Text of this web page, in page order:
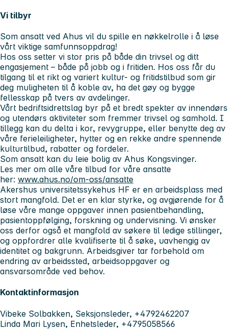
Vi tilbyr
Som ansatt ved Ahus vil du spille en nøkkelrolle i å løse
vårt viktige samfunnsoppdrag!
Hos oss setter vi stor pris på både din trivsel og ditt
engasjement – både på jobb og i fritiden. Hos oss får du
tilgang til et rikt og variert kultur- og fritidstilbud som gir
deg muligheten til å koble av, ha det gøy og bygge
fellesskap på tvers av avdelinger.
Vårt bedriftsidrettslag byr på et bredt spekter av innendørs
og utendørs aktiviteter som fremmer trivsel og samhold. I
tillegg kan du delta i kor, revygruppe, eller benytte deg av
våre ferieleiligheter, hytter og en rekke andre spennende
kulturtilbud, rabatter og fordeler.
Som ansatt kan du leie bolig av Ahus Kongsvinger.
Les mer om alle våre tilbud for våre ansatte
her: www.ahus.no/om-oss/ansatte
Akershus universitetssykehus HF er en arbeidsplass med
stort mangfold. Det er en klar styrke, og avgjørende for å
løse våre mange oppgaver innen pasientbehandling,
pasientoppfølging, forskning og undervisning. Vi ønsker
oss derfor også et mangfold av søkere til ledige stillinger,
og oppfordrer alle kvalifiserte til å søke, uavhengig av
identitet og bakgrunn. Arbeidsgiver tar forbehold om
endring av arbeidssted, arbeidsoppgaver og
ansvarsområde ved behov.
Kontaktinformasjon
Vibeke Solbakken, Seksjonsleder, +4792462207
Linda Mari Lysen, Enhetsleder, +4795058566